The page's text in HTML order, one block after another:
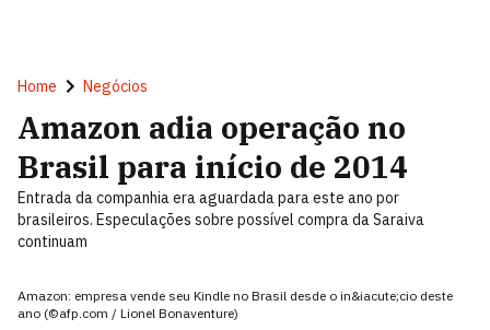
Home Negócios
Amazon adia operação no
Brasil para início de 2014
Entrada da companhia era aguardada para este ano por
brasileiros. Especulações sobre possível compra da Saraiva
continuam
Amazon: empresa vende seu Kindle no Brasil desde o in&iacute;cio deste
ano (©afp.com / Lionel Bonaventure)